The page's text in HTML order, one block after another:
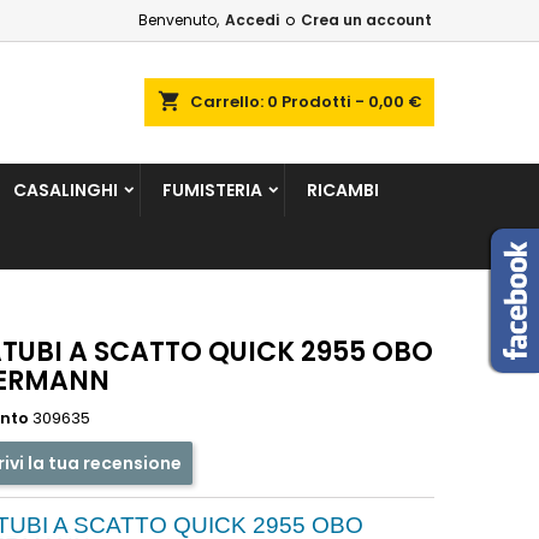
Benvenuto, Accedi o Crea un account
shopping_cart Carrello: 0 Prodotti - 0,00 €
CASALINGHI FUMISTERIA RICAMBI
A SCATTO QUICK 2955 OBO
309635
la tua recensione
A SCATTO QUICK 2955 OBO